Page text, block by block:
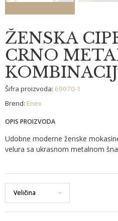
ŽENSKA
CRNO
Šifra proizvoda: 69070-1
Brend: Enex
OPIS PROIZVODA
Udobne moderne ženske
velura sa ukrasnom metalnom